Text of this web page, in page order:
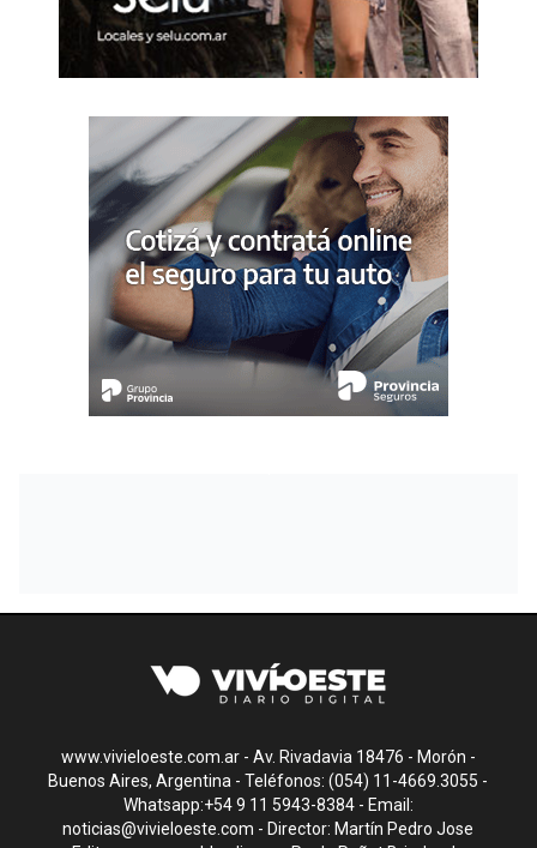
www.vivieloeste.com.ar - Av. Rivadavia 18476 - Morón -
Buenos Aires, Argentina - Teléfonos: (054) 11-4669.3055 -
Whatsapp:+54 9 11 5943-8384 - Email:
noticias@vivieloeste.com - Director: Martín Pedro Jose